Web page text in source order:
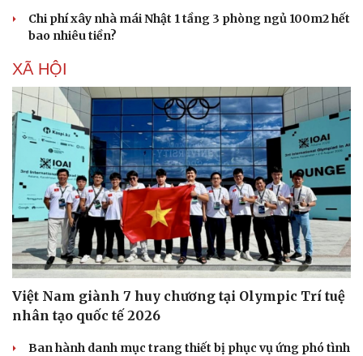
Dinh dưỡng - món ngon
Cây thuốc
Sản phụ khoa
Nhi khoa
Nam khoa
Làm đẹp - giảm cân
Phòng mạch online
Ăn sạch sống khỏe
Blog
Tình yêu - Gia đình
Chi phí xây nhà mái Nhật 1 tầng 3 phòng ngủ 100m2 hết
bao nhiêu tiền?
XÃ HỘI
Việt Nam giành 7 huy chương tại Olympic Trí tuệ
nhân tạo quốc tế 2026
Ban hành danh mục trang thiết bị phục vụ ứng phó tình